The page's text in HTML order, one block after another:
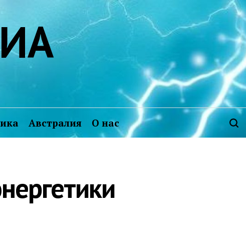
Австралия О нас